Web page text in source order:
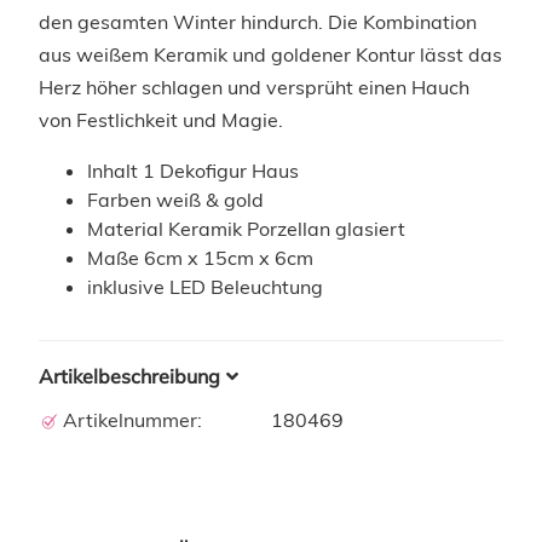
den gesamten Winter hindurch. Die Kombination
aus weißem Keramik und goldener Kontur lässt das
Herz höher schlagen und versprüht einen Hauch
von Festlichkeit und Magie.
Inhalt 1 Dekofigur Haus
Farben weiß & gold
Material Keramik Porzellan glasiert
Maße 6cm x 15cm x 6cm
inklusive LED Beleuchtung
Artikelbeschreibung
Artikelnummer:
180469